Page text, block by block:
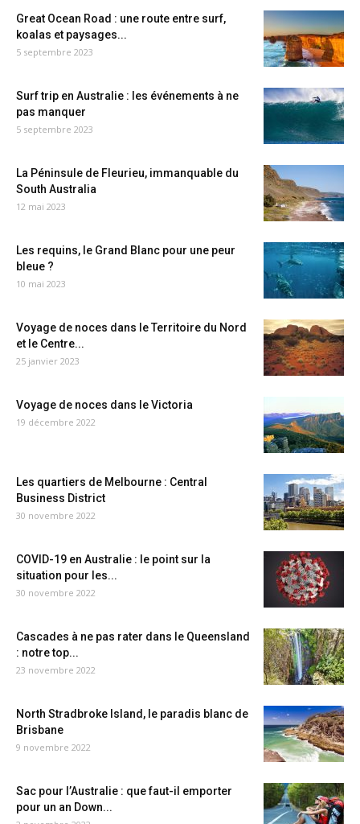
Great Ocean Road : une route entre surf,
koalas et paysages...
5 septembre 2023
Surf trip en Australie : les événements à ne
pas manquer
5 septembre 2023
La Péninsule de Fleurieu, immanquable du
South Australia
12 mai 2023
Les requins, le Grand Blanc pour une peur
bleue ?
10 mai 2023
Voyage de noces dans le Territoire du Nord
et le Centre...
25 janvier 2023
Voyage de noces dans le Victoria
19 décembre 2022
Les quartiers de Melbourne : Central
Business District
30 novembre 2022
COVID-19 en Australie : le point sur la
situation pour les...
30 novembre 2022
Cascades à ne pas rater dans le Queensland
: notre top...
23 novembre 2022
North Stradbroke Island, le paradis blanc de
Brisbane
9 novembre 2022
Sac pour l’Australie : que faut-il emporter
pour un an Down...